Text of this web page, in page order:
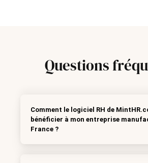
Questions
Comment le logiciel RH de
bénéficier à mon entreprise
France ?